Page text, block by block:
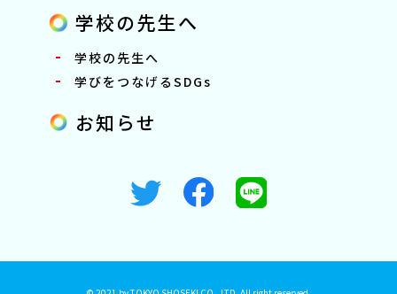
学校の先生へ
学校の先生へ
学びをつなげるSDGs
お知らせ